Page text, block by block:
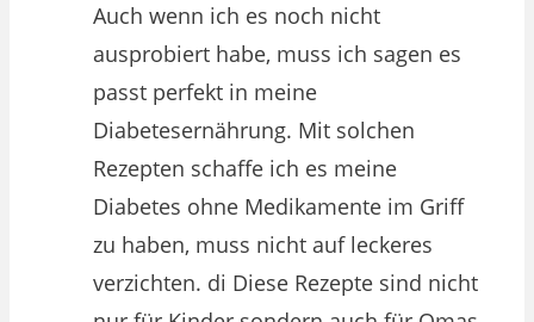
Auch wenn ich es noch nicht
ausprobiert habe, muss ich sagen es
passt perfekt in meine
Diabetesernährung. Mit solchen
Rezepten schaffe ich es meine
Diabetes ohne Medikamente im Griff
zu haben, muss nicht auf leckeres
verzichten. di Diese Rezepte sind nicht